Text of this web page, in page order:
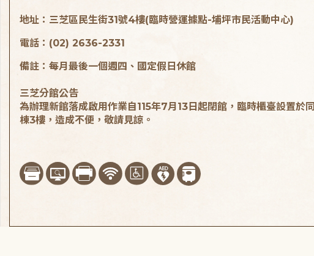
地址：三芝區民生街31號4樓(臨時營運據點-埔坪市民活動中心)
電話：(02) 2636-2331
備註：每月最後一個週四、國定假日休館
三芝分館公告
為辦理新館落成啟用作業自115年7月13日起閉館，臨時櫃臺設置於同
棟3樓，造成不便，敬請見諒。